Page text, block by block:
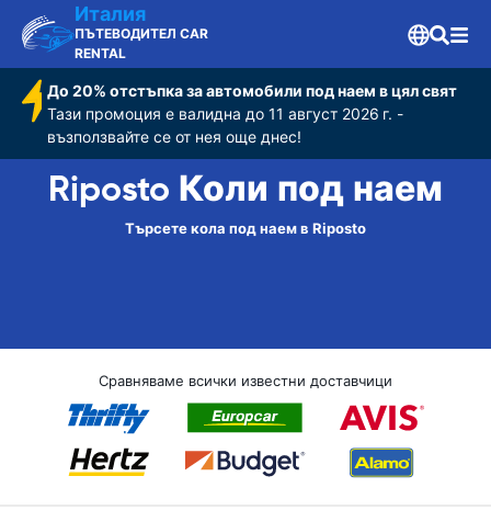
Италия
ПЪТЕВОДИТЕЛ CAR
RENTAL
До 20% отстъпка за автомобили под наем в цял свят
Тази промоция е валидна до 11 август 2026 г. -
възползвайте се от нея още днес!
Riposto Коли под наем
Търсете кола под наем в Riposto
Сравняваме всички известни доставчици